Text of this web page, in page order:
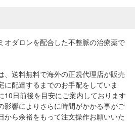
オダロンを配合した不整脈の治療薬で
、送料無料で海外の正規代理店が販売
に配達するまでのお手配をしていま
10日前後を目安にご案内しております
影響によりさらに時間がかかる事がご
から余裕をもって注文操作お願いいた